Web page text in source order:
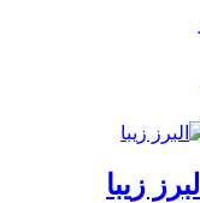
البرز زیبا